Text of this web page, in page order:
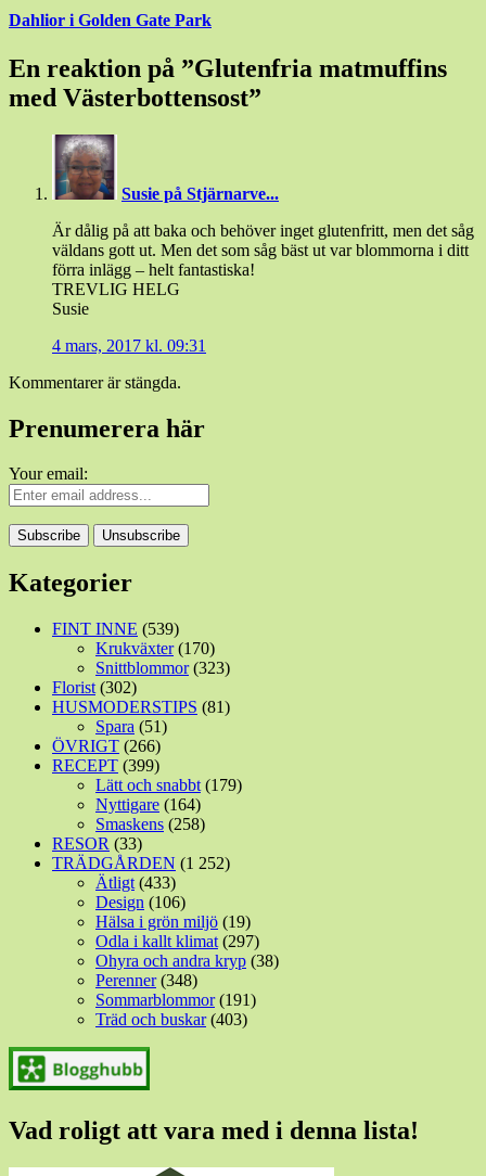
Dahlior i Golden Gate Park
En reaktion på ”Glutenfria matmuffins
med Västerbottensost”
Susie på Stjärnarve...
Är dålig på att baka och behöver inget glutenfritt, men det såg
väldans gott ut. Men det som såg bäst ut var blommorna i ditt
förra inlägg – helt fantastiska!
TREVLIG HELG
Susie
4 mars, 2017 kl. 09:31
Kommentarer är stängda.
Prenumerera här
Your email:
Kategorier
FINT INNE (539)
Krukväxter(170)
Snittblommor(323)
Florist (302)
HUSMODERSTIPS (81)
Spara (51)
ÖVRIGT (266)
RECEPT (399)
Lätt och snabbt (179)
Nyttigare (164)
Smaskens (258)
RESOR (33)
TRÄDGÅRDEN (1 252)
Ätligt (433)
Design (106)
Hälsa i grön miljö (19)
Odla i kallt klimat (297)
Ohyra och andra kryp (38)
Perenner(348)
Sommarblommor(191)
Träd och buskar(403)
Vad roligt att vara med i denna lista!